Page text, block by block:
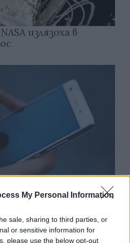
My Personal Information
sale, sharing to third parties, or
or sensitive information for
please use the below opt-out
излязоха в
рекламните
на
август